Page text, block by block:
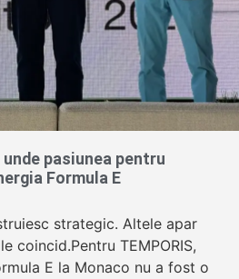
pasiunea pentru
Formula E
strategic. Altele apar
coincid.Pentru TEMPORIS,
E la Monaco nu a fost o